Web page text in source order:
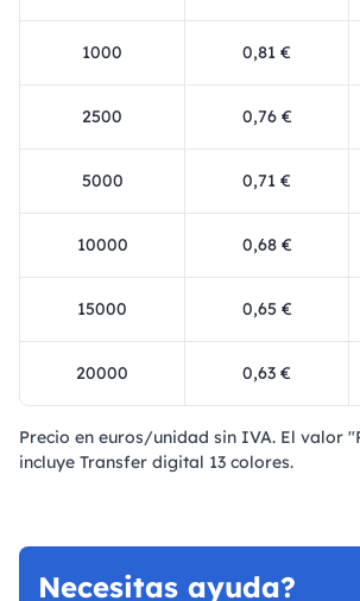
1000 0,81 €
2500 0,76 €
5000 0,71 €
10000 0,68 €
15000 0,65 €
20000 0,63 €
Precio en euros/unidad sin IVA. El valor
incluye Transfer digital 13 colores.
Necesitas ayuda?